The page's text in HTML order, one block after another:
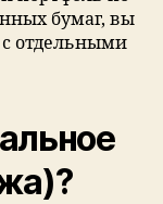
бумаг, вы
отдельными